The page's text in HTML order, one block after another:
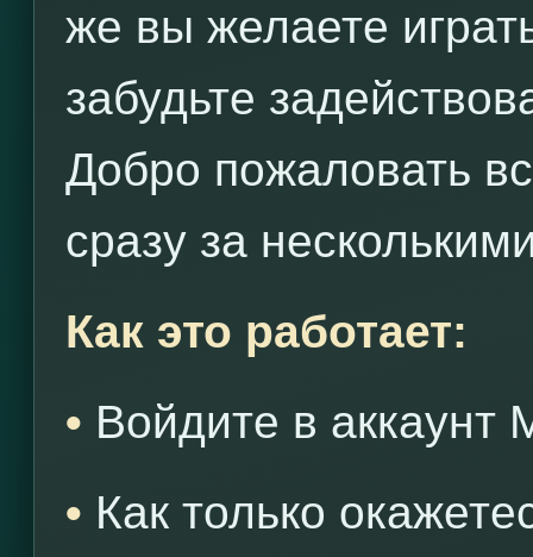
же вы желаете
забудьте
Добро пожаловать
сразу за
Как это работает:
• Войдите в аккаунт
• Как только